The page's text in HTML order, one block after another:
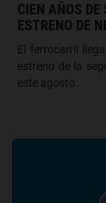
CIEN AÑOS DE
ESTRENO DE
El ferrocarril
estreno de la
este agosto.